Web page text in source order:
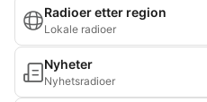
Radioer etter region
Lokale radioer
Nyheter
Nyhetsradioer